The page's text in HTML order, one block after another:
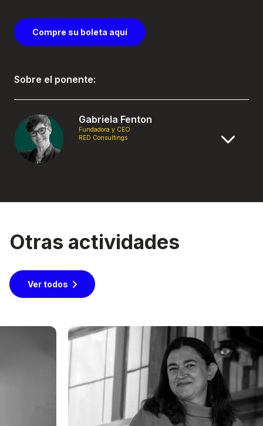
Compre su boleta aquí
Sobre el ponente:
Gabriela Fenton
Fundadora y CEO
RED Consultings
Otras actividades
Ver todos